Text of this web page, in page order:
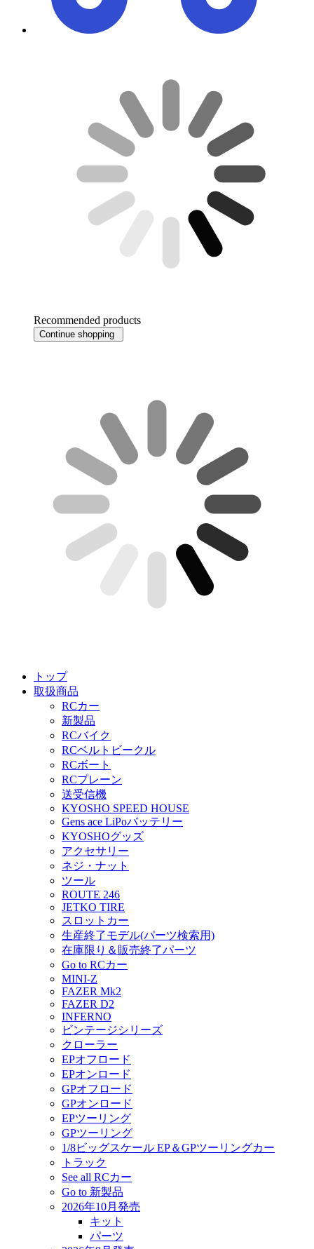
Recommended products
Continue shopping
トップ
取扱商品
RCカー
新製品
RCバイク
RCベルトビークル
RCボート
RCプレーン
送受信機
KYOSHO SPEED HOUSE
Gens ace LiPoバッテリー
KYOSHOグッズ
アクセサリー
ネジ・ナット
ツール
ROUTE 246
JETKO TIRE
スロットカー
生産終了モデル(パーツ検索用)
在庫限り＆販売終了パーツ
Go to RCカー
MINI-Z
FAZER Mk2
FAZER D2
INFERNO
ビンテージシリーズ
クローラー
EPオフロード
EPオンロード
GPオフロード
GPオンロード
EPツーリング
GPツーリング
1/8ビッグスケール EP＆GPツーリングカー
トラック
See all RCカー
Go to 新製品
2026年10月発売
キット
パーツ